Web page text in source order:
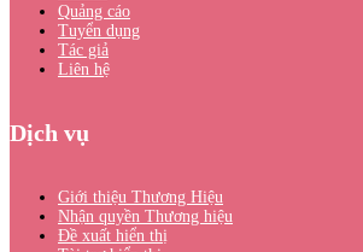
Quảng cáo
Tuyển dụng
Tác giả
Liên hệ
Dịch vụ
Giới thiệu Thương Hiệu
Nhận quyền Thương hiệu
Đề xuất hiển thị